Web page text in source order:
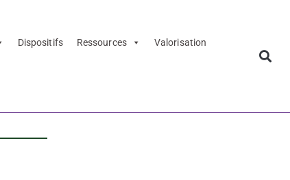
Dispositifs Ressources Valorisation